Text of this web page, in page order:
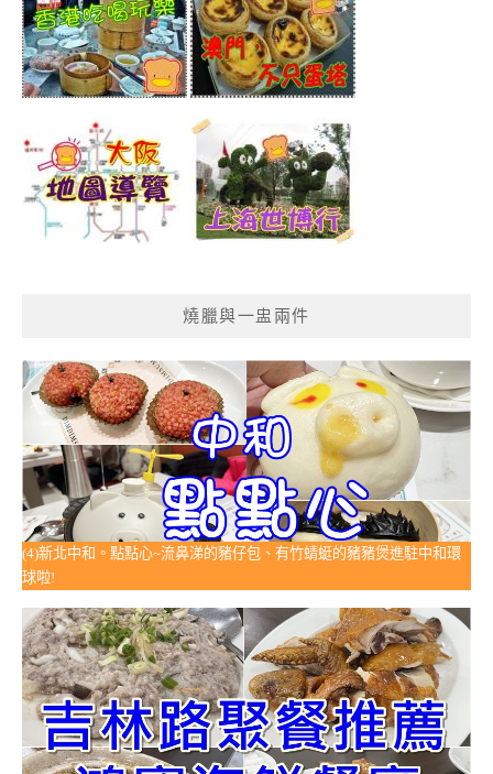
燒臘與一盅兩件
(4)新北中和。點點心~流鼻涕的豬仔包、有竹蜻蜓的豬豬煲進駐中和環
球啦!